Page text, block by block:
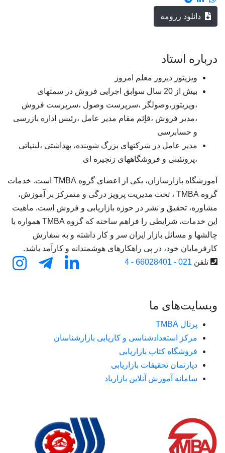
دانلود رزومه
درباره استاد
ویزیتور دیروز معلم امروز
بیش از 20 سال سوابق اجرایی فروش در سمتهای
،ویزیتور،وصولگر ،سرپرست وصول ،سرپرست فروش
،مدیر فروش ،قاِِئم مقام مدیر عامل ،رئیس اداره بازرسی
و حسابرسی
مدیر عامل در شرکتهای بزرگ شوینده، بهداشتی ،لبنیاتی
،پروتئینی و فروشگاههای زنجیره ای
آموزشگاه بازارسازان، یکی از اعضای گروه TMBA است. خدمات
گروه TMBA ، تحت مدیریت پرویز درگی و متمرکز بر آموزش،
مشاوره، تحقیق و نشر در حوزه بازاریابی و فروش است. ماهیت
این خدمات، شرایطی را فراهم ساخته که گروه TMBA همواره با
چالشها و مسائل بازار ایران سر و کار داشته و به سفارش
کارفرمایان خود، در پی راهکارهای هوشمندانه و کارآمد باشد.
تلفن 021 - 66028401 - 4
وبسایت‌های ما
پرتال TMBA
مرکز استعدادشناسی و کاریابی بازارشناسان
فروشگاه کتاب بازاریابی
دپارتمان تحقیقات بازاریابی
سامانه آموزش آنلاین بازاریاد